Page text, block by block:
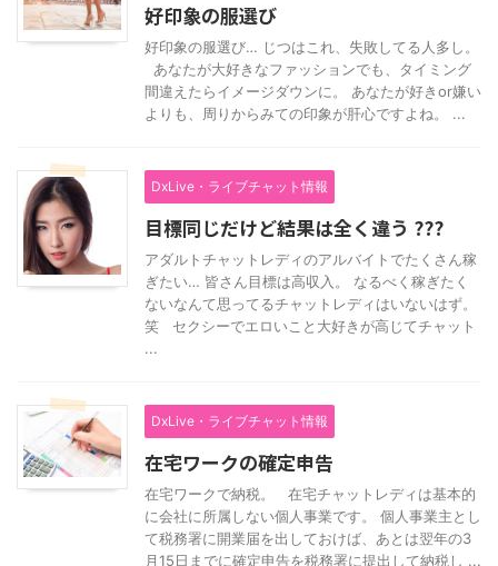
好印象の服選び
好印象の服選び… じつはこれ、失敗してる人多し。
あなたが大好きなファッションでも、タイミング
間違えたらイメージダウンに。 あなたが好きor嫌い
よりも、周りからみての印象が肝心ですよね。 ...
DxLive・ライブチャット情報
目標同じだけど結果は全く違う ???
アダルトチャットレディのアルバイトでたくさん稼
ぎたい… 皆さん目標は高収入。 なるべく稼ぎたく
ないなんて思ってるチャットレディはいないはず。
笑 セクシーでエロいこと大好きが高じてチャット
...
DxLive・ライブチャット情報
在宅ワークの確定申告
在宅ワークで納税。 在宅チャットレディは基本的
に会社に所属しない個人事業です。 個人事業主とし
て税務署に開業届を出しておけば、あとは翌年の3
月15日までに確定申告を税務署に提出して納税し ...